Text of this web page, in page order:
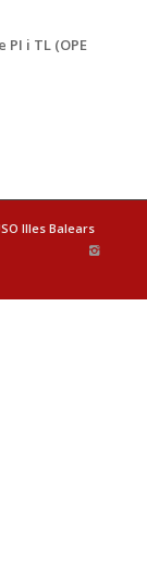
i TL (OPE
Illes Balears